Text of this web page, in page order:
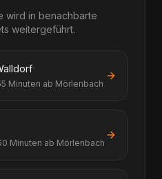
wird in benachbarte
weitergeführt.
Minuten ab Mörlenbach
Minuten ab Mörlenbach